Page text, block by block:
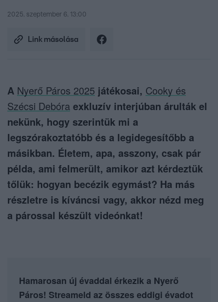
2025. szeptember 6. 13:00
Link másolása
A Nyerő Páros 2025 játékosai, Cooky és
Szécsi Debóra exkluzív interjúban árulták el
nekünk, hogy szerintük mi a
legszórakoztatóbb és a legidegesítőbb a
másikban. Életem, apa, asszony, csak pár
példa, ami felmerült, amikor azt kérdeztük
tőlük: hogyan becézik egymást? Ha más
részletre is kíváncsi vagy, akkor nézd meg
a párossal készült videónkat!
Hamarosan új évaddal érkezik a Nyerő
Páros! Streameld az összes eddigi évadot